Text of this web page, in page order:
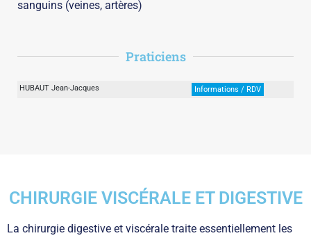
sanguins (veines, artères)
Praticiens
HUBAUT Jean-Jacques Informations / RDV
CHIRURGIE VISCÉRALE ET DIGESTIVE
La chirurgie digestive et viscérale traite essentiellement les